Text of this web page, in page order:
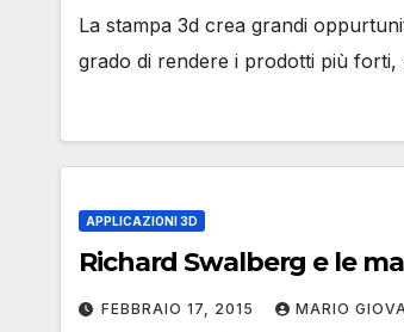
La stampa 3d crea grandi
grado di rendere i prodotti più
APPLICAZIONI 3D
Richard Swalberg e le
FEBBRAIO 17, 2015 MARIO